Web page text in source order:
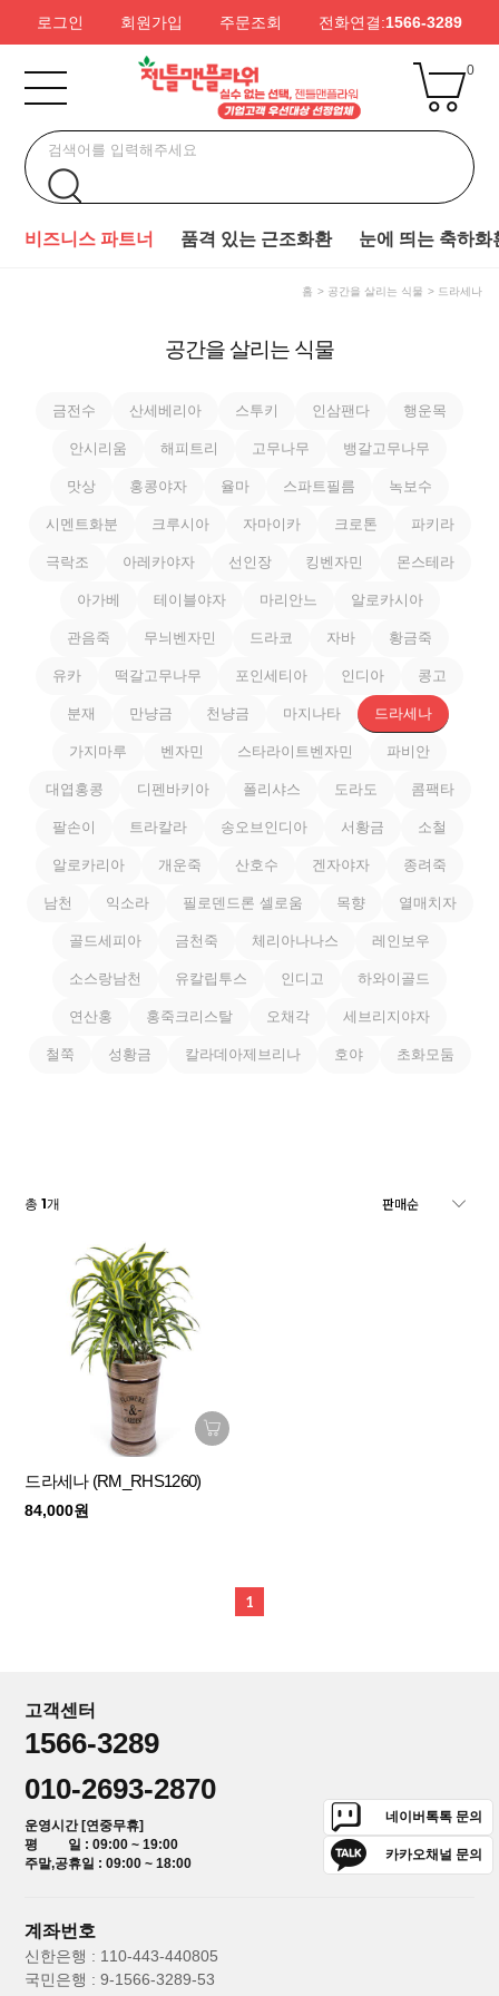
로그인 회원가입 주문조회 전화연결:1566-3289
0
비즈니스 파트너 품격 있는 근조화환 눈에 띄는 축하화
홈 공간을 살리는 식물 드라세나
공간을 살리는 식물
금전수 산세베리아 스투키 인삼팬다 행운목
안시리움 해피트리 고무나무 뱅갈고무나무
맛상 홍콩야자 율마 스파트필름 녹보수
시멘트화분 크루시아 자마이카 크로톤 파키라
극락조 아레카야자 선인장 킹벤자민 몬스테라
아가베 테이블야자 마리안느 알로카시아
관음죽 무늬벤자민 드라코 자바 황금죽
유카 떡갈고무나무 포인세티아 인디아 콩고
분재 만냥금 천냥금 마지나타 드라세나
가지마루 벤자민 스타라이트벤자민 파비안
대엽홍콩 디펜바키아 폴리샤스 도라도 콤팩타
팔손이 트라칼라 송오브인디아 서황금 소철
알로카리아 개운죽 산호수 겐자야자 종려죽
남천 익소라 필로덴드론 셀로움 목향 열매치자
골드세피아 금천죽 체리아나나스 레인보우
소스랑남천 유칼립투스 인디고 하와이골드
연산홍 홍죽크리스탈 오채각 세브리지야자
철쭉 성황금 칼라데아제브리나 호야 초화모둠
총1개
드라세나 (RM_RHS1260)
84,000원
1
고객센터
1566-3289
010-2693-2870
운영시간 [연중무휴]
평 일 : 09:00 ~ 19:00
주말,공휴일 : 09:00 ~ 18:00
네이버톡톡 문의
카카오채널 문의
계좌번호
신한은행 : 110-443-440805
국민은행 : 9-1566-3289-53